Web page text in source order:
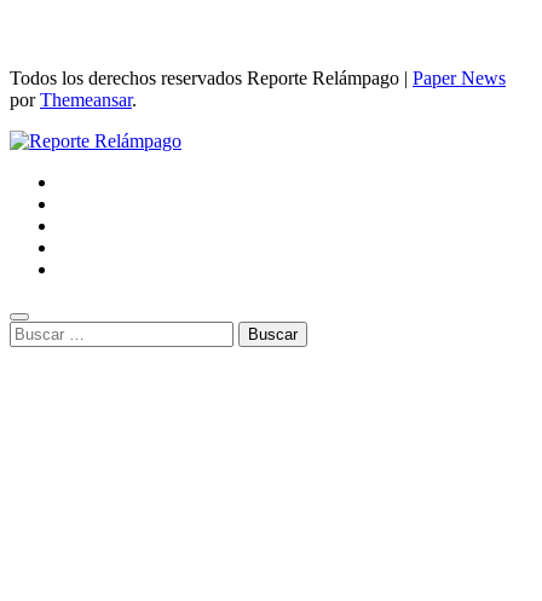
Todos los derechos reservados Reporte Relámpago | Paper News
porThemeansar.
Buscar: